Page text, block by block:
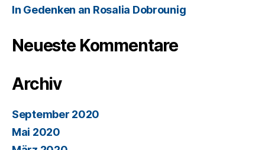
In Gedenken an Rosalia Dobrounig
Neueste Kommentare
Archiv
September 2020
Mai 2020